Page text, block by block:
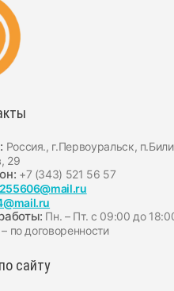
Россия., г.Первоуральск,
29
+7 (343) 521 56 57
255606@mail.ru
Пн. – Пт. с 09:00 до
по договоренности
сайту